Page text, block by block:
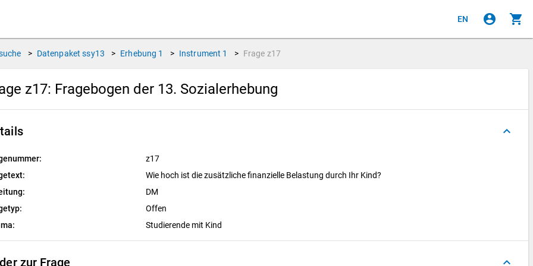
EN account_circle shopping_cart
> Datenpaket ssy13 > Erhebung 1 > Instrument 1 > Frage z17
z17: Fragebogen der 13. Sozialerhebung
keyboard_arrow_up
z17
Wie hoch ist die zusätzliche finanzielle Belastung durch Ihr Kind?
DM
Offen
Studierende mit Kind
zur Frage keyboard_arrow_up